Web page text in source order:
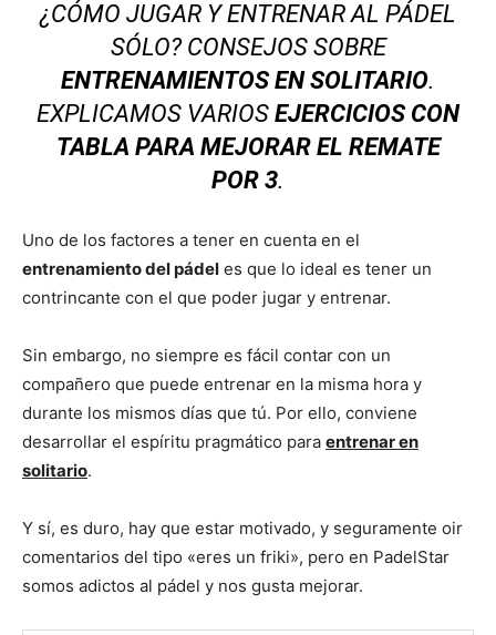
¿CÓMO JUGAR Y ENTRENAR AL PÁDEL
SÓLO? CONSEJOS SOBRE
ENTRENAMIENTOS EN SOLITARIO.
EXPLICAMOS VARIOS EJERCICIOS CON
TABLA PARA MEJORAR EL REMATE
POR 3.
Uno de los factores a tener en cuenta en el
entrenamiento del pádel es que lo ideal es tener un
contrincante con el que poder jugar y entrenar.
Sin embargo, no siempre es fácil contar con un
compañero que puede entrenar en la misma hora y
durante los mismos días que tú. Por ello, conviene
desarrollar el espíritu pragmático para entrenar en
solitario.
Y sí, es duro, hay que estar motivado, y seguramente oir
comentarios del tipo «eres un friki», pero en PadelStar
somos adictos al pádel y nos gusta mejorar.